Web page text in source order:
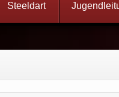
Steeldart